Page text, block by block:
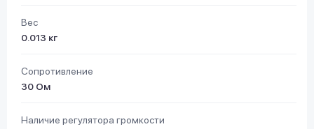
Вес
0.013 кг
Сопротивление
30 Ом
Наличие регулятора громкости